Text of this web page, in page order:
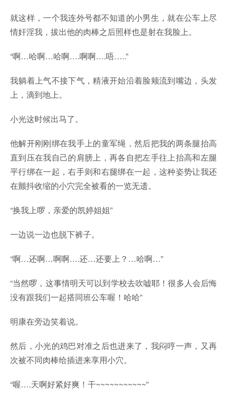
就这样，一个我连外号都不知道的小男生，就在公车上尽
情奸淫我，拔出他的肉棒之后照样也是射在我脸上。
“啊…哈啊…哈啊….啊啊….唔…..”
我躺着上气不接下气，精液开始沿着脸颊流到嘴边，头发
上，滴到地上。
小光这时候出马了。
他解开刚刚绑在我手上的童军绳，然后把我的两条腿抬高
直到压在我自己的肩膀上，再各自把左手往上抬高和左腿
平行绑在一起，右手则和右腿绑在一起，这种姿势让我还
在颤抖收缩的小穴完全被看的一览无遗。
“换我上啰，亲爱的凯婷姐姐”
一边说一边也脱下裤子。
“啊…还啊…啊啊….还…还要上？…哈啊…”
“当然啰，这事情明天可以到学校去吹嘘耶！很多人会后悔
没有跟我们一起搭同班公车喔！哈哈”
明康在旁边笑着说。
然后，小光的鸡巴对准之后也进来了，我闷哼一声，又再
次被不同肉棒给插进来享用小穴。
“喔….天啊好紧好爽！干~~~~~~~~~~~”